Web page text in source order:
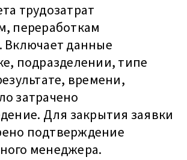
трудозатрат
переработкам
Включает данные
подразделении, типе
времени,
затрачено
Для закрытия заявки
подтверждение
менеджера.